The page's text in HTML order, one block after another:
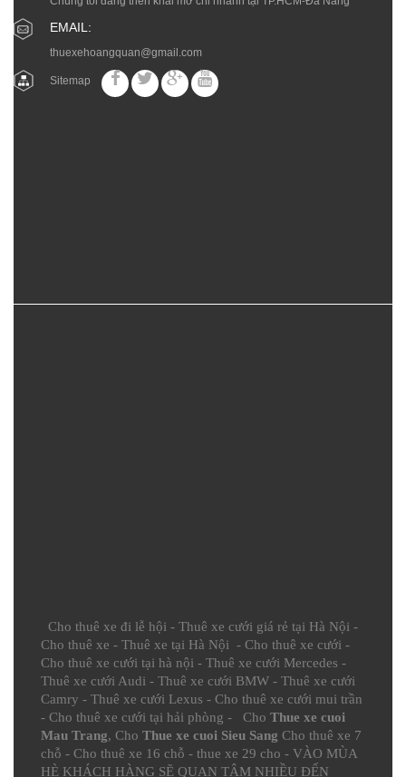
EMAIL:
thuexehoangquan@gmail.com
Sitemap
Cho thuê xe đi lễ hội - Thuê xe cưới giá rẻ tại Hà Nội -
Cho thuê xe - Thuê xe tại Hà Nội - Cho thuê xe cưới -
Cho thuê xe cưới tại hà nội - Thuê xe cưới Mercedes -
Thuê xe cưới Audi - Thuê xe cưới BMW - Thuê xe cưới
Camry - Thuê xe cưới Lexus - Cho thuê xe cưới mui trần
- Cho thuê xe cưới tại hải phòng - Cho Thue xe cuoi
Mau Trang, Cho Thue xe cuoi Sieu Sang Cho thuê xe 7
chỗ - Cho thuê xe 16 chỗ - thue xe 29 cho - VÀO MÙA
HÈ KHÁCH HÀNG SẼ QUAN TÂM NHIỀU ĐẾN